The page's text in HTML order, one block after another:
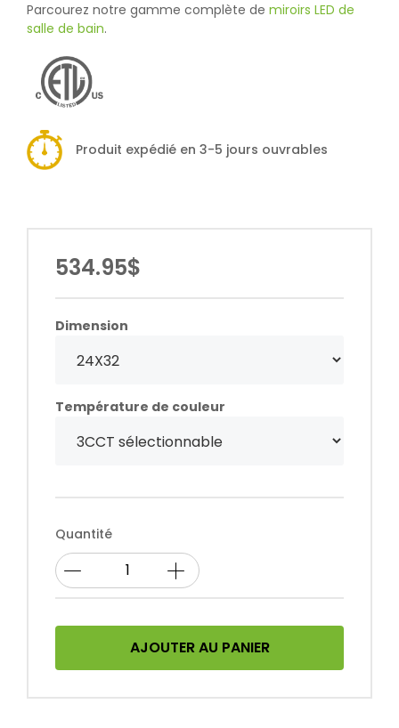
Parcourez notre gamme complète de miroirs LED de
salle de bain.
Produit expédié en 3-5 jours ouvrables
534.95$
Dimension
Température de couleur
Quantité
AJOUTER AU PANIER